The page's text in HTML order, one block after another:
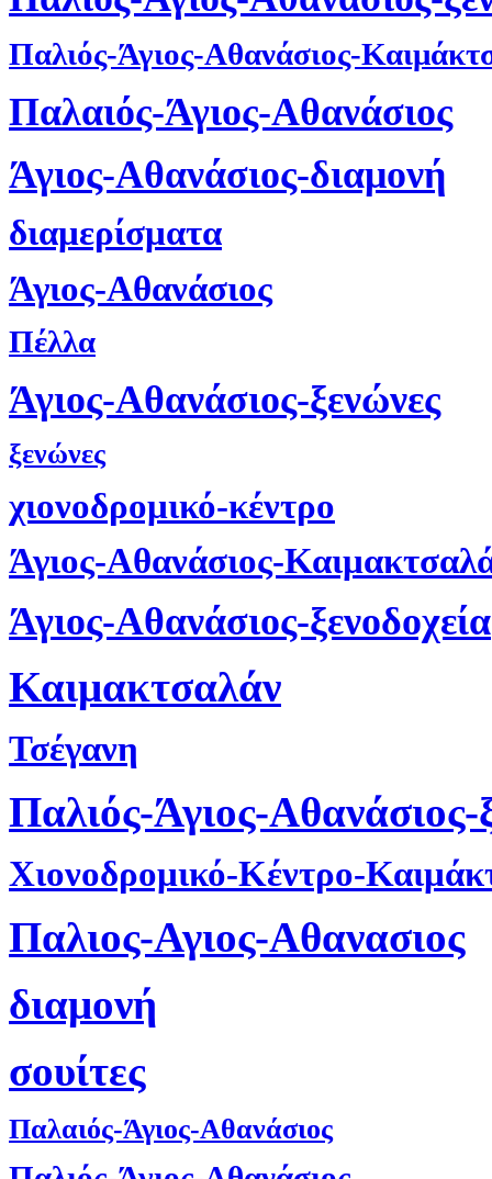
Παλιός-Άγιος-Αθανάσιος-
Παλαιός-Άγιος-Αθανάσιος
Άγιος-Αθανάσιος-διαμονή
διαμερίσματα
Άγιος-Αθανάσιος
Πέλλα
Άγιος-Αθανάσιος-ξενώνες
ξενώνες
χιονοδρομικό-κέντρο
Άγιος-Αθανάσιος-
Άγιος-Αθανάσιος-ξενοδοχεία
Καιμακτσαλάν
Τσέγανη
Παλιός-Άγιος-Αθανάσιος-
Χιονοδρομικό-Κέντρο-
Παλιος-Αγιος-Αθανασιος
διαμονή
σουίτες
Παλαιός-Άγιος-Αθανάσιος